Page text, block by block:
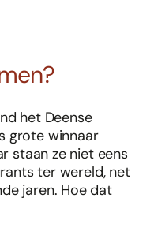
het Deense
grote winnaar
staan ze niet eens
ter wereld, net
jaren. Hoe dat